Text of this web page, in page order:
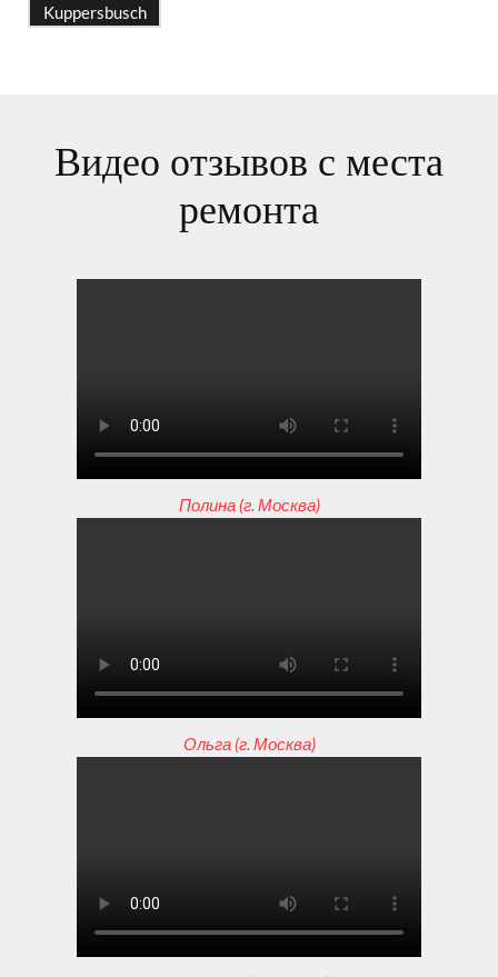
Kuppersbusch
Видео отзывов с места
ремонта
Полина (г. Москва)
Ольга (г. Москва)